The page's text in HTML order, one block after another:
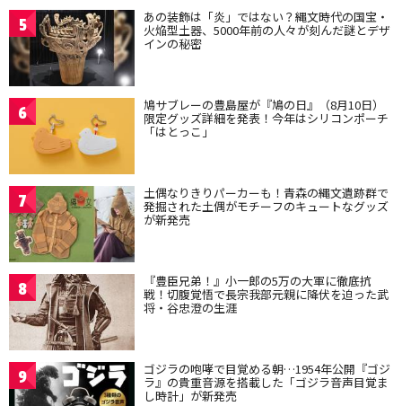
5 あの装飾は「炎」ではない？縄文時代の国宝・
火焔型土器、5000年前の人々が刻んだ謎とデザ
インの秘密
6 鳩サブレーの豊島屋が『鳩の日』（8月10日）
限定グッズ詳細を発表！今年はシリコンポーチ
「はとっこ」
7 土偶なりきりパーカーも！青森の縄文遺跡群で
発掘された土偶がモチーフのキュートなグッズ
が新発売
8 『豊臣兄弟！』小一郎の5万の大軍に徹底抗
戦！切腹覚悟で長宗我部元親に降伏を迫った武
将・谷忠澄の生涯
9 ゴジラの咆哮で目覚める朝…1954年公開『ゴジ
ラ』の貴重音源を搭載した「ゴジラ音声目覚ま
し時計」が新発売